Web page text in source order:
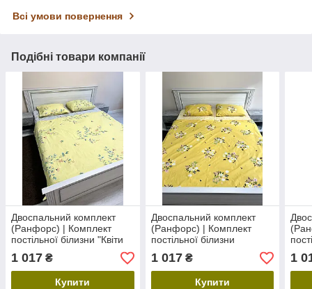
Всі умови повернення
Подібні товари компанії
Двоспальний комплект
(Ранфорс) | Комплект
постільної білизни "Квіти
польові" | Простирадло
200х220 см
1 017 ₴
Купити
Двоспальний комплект
(Ранфорс) | Комплект
постільної білизни
«Сонячний букет» |
Простирадло 200х220 см
1 017₴
Купити
1